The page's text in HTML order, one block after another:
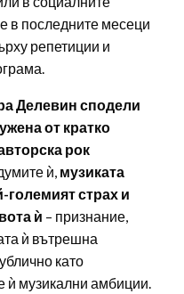
в последните месеци
репетиции и
Делевин сподели
от кратко
рок
ѝ, музиката
големият страх и
ѝ – признание,
ѝ вътрешна
като
ѝ музикални амбиции.